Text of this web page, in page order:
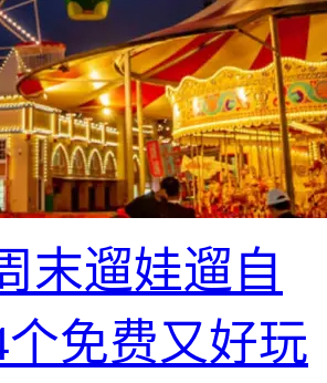
末遛娃遛自
个免费又好玩